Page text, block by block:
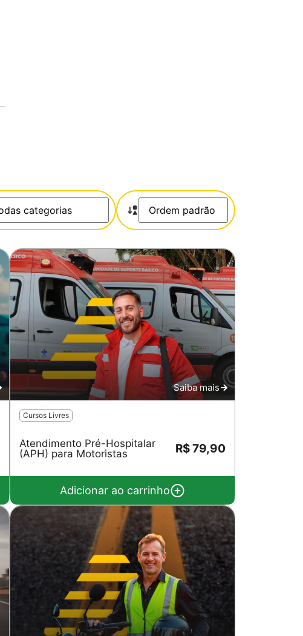
Saiba mais
Cursos Livres
Atendimento Pré-Hospitalar
(APH) para Motoristas
R$ 79,90
Adicionar ao carrinho